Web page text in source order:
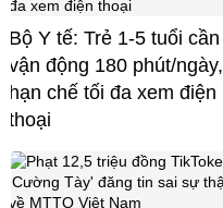
Bộ Y tế: Trẻ 1-5 tuổi cần
vận động 180 phút/ngày,
hạn chế tối đa xem điện
thoại